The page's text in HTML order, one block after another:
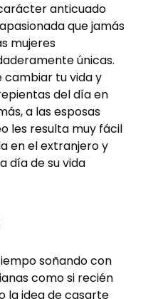
anticuado
que jamás
mujeres
únicas.
cambiar tu vida y
del día en
a las esposas
les resulta muy fácil
en el extranjero y
día de su vida
soñando con
como si recién
la idea de casarte